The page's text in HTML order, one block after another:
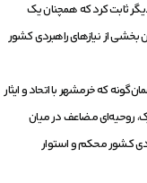
ثابت کرد که همچنان یک
از نیازهای راهبردی کشور
که خرمشهر با اتحاد و ایثار
روحیه‌ای مضاعف در میان
کشور محکم و استوار